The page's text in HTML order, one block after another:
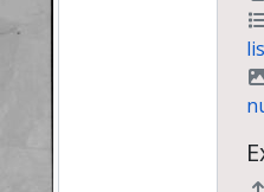
(ministère des Affraires